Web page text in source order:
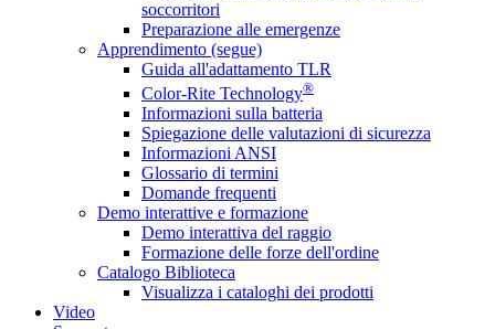
soccorritori
Preparazione alle emergenze
Apprendimento (segue)
Guida all'adattamento TLR
Color-Rite Technology®
Informazioni sulla batteria
Spiegazione delle valutazioni di sicurezza
Informazioni ANSI
Glossario di termini
Domande frequenti
Demo interattive e formazione
Demo interattiva del raggio
Formazione delle forze dell'ordine
Catalogo Biblioteca
Visualizza i cataloghi dei prodotti
Video